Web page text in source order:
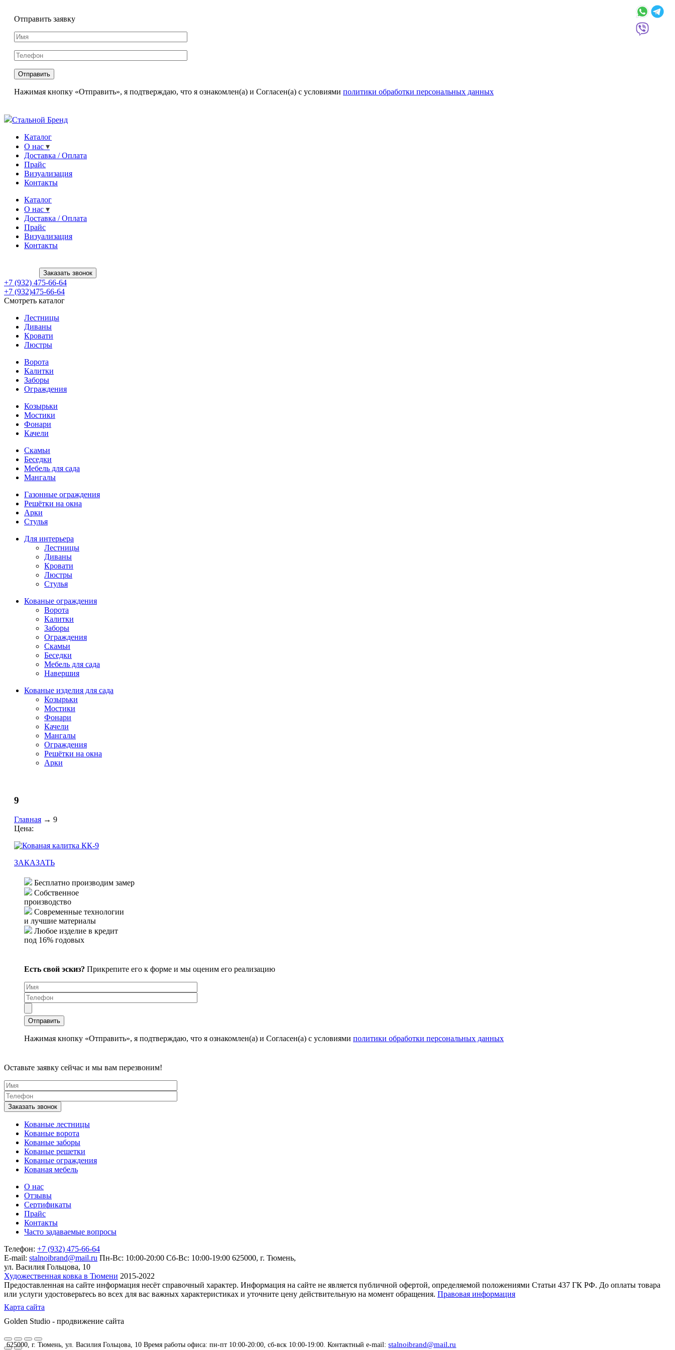
Отправить заявку
Нажимая кнопку «Отправить», я подтверждаю, что я ознакомлен(а) и Согласен(а) с условиями политики обработки персональных данных
Стальной Бренд
Каталог
О нас
Доставка / Оплата
Прайс
Визуализация
Контакты
Каталог
О нас
Доставка / Оплата
Прайс
Визуализация
Контакты
Заказать звонок
625000, г. Тюмень, ул. Василия Гольцова, 10 Время работы офиса: пн-пт 10:00-20:00, сб-вск 10:00-19:00. Контактный e-mail:stalnoibrand@mail.ru
+7 (932) 475-66-64
+7 (932)475-66-64
Смотреть каталог
Лестницы
Диваны
Кровати
Люстры
Ворота
Калитки
Заборы
Ограждения
Козырьки
Мостики
Фонари
Качели
Скамьи
Беседки
Мебель для сада
Мангалы
Газонные ограждения
Решётки на окна
Арки
Стулья
Для интерьера
Лестницы
Диваны
Кровати
Люстры
Стулья
Кованые ограждения
Ворота
Калитки
Заборы
Ограждения
Скамьи
Беседки
Мебель для сада
Навершия
Кованые изделия для сада
Козырьки
Мостики
Фонари
Качели
Мангалы
Ограждения
Решётки на окна
Арки
9
Главная → 9
Цена:
ЗАКАЗАТЬ
Бесплатно производим замер
Собственное
производство
Современные технологии
и лучшие материалы
Любое изделие в кредит
под 16% годовых
Есть свой эскиз? Прикрепите его к форме и мы оценим его реализацию
Нажимая кнопку «Отправить», я подтверждаю, что я ознакомлен(а) и Согласен(а) с условиями политики обработки персональных данных
Оставьте заявку сейчас и мы вам перезвоним!
Кованые лестницы
Кованые ворота
Кованые заборы
Кованые решетки
Кованые ограждения
Кованая мебель
О нас
Отзывы
Сертификаты
Прайс
Контакты
Часто задаваемые вопросы
Телефон: +7 (932) 475-66-64
E-mail: stalnoibrand@mail.ru Пн-Вс: 10:00-20:00 Сб-Вс: 10:00-19:00 625000, г. Тюмень,
ул. Василия Гольцова, 10
Художественная ковка в Тюмени 2015-2022
Предоставленная на сайте информация несёт справочный характер. Информация на сайте не является публичной офертой, определяемой положениями Статьи 437 ГК РФ. До оплаты товара
или услуги удостоверьтесь во всех для вас важных характеристиках и уточните цену действительную на момент обращения. Правовая информация
Карта сайта
Golden Studio - продвижение сайта